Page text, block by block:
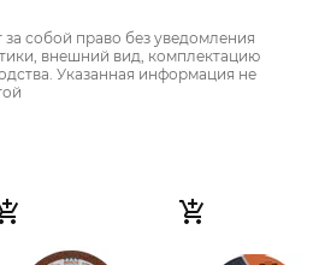
собой право без уведомления
внешний вид, комплектацию
Указанная информация не